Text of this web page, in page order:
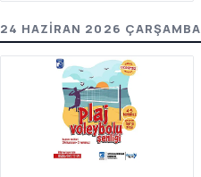
24 HAZIRAN 2026 ÇARŞAMBA